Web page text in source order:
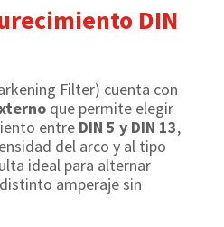
DIN
Filter) cuenta con
que permite elegir
entre DIN 5 y DIN 13,
del arco y al tipo
ideal para alternar
amperaje sin